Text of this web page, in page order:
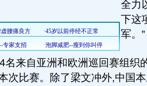
全力
下这
军。”
来自亚洲和欧洲巡回赛组织
次比赛。除了梁文冲外,中国